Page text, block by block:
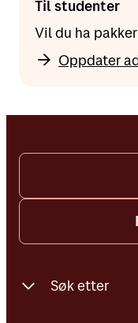
Til studenter
Vil du ha
Oppdater
Søk etter